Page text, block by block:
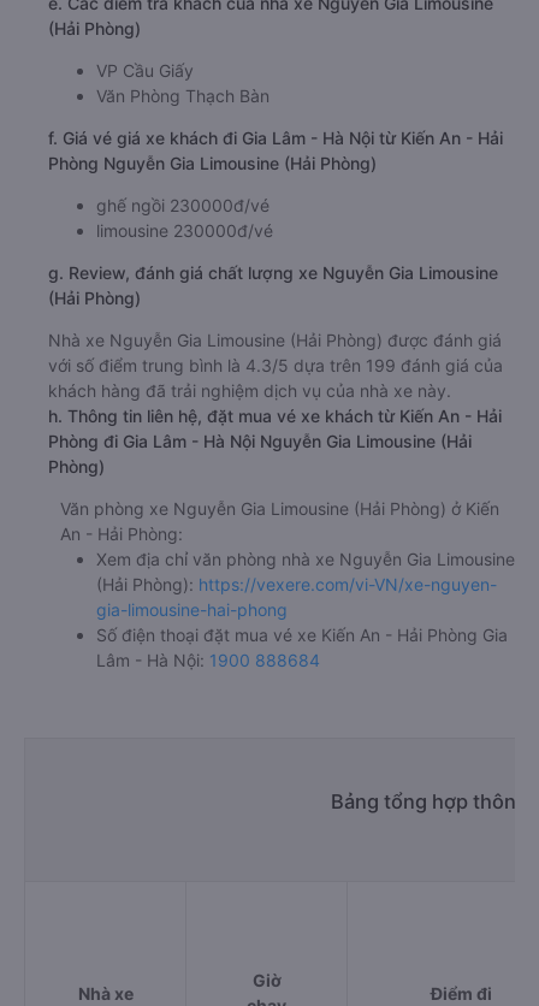
(Hải Phòng)
VP Cầu Giấy
Văn Phòng Thạch Bàn
f. Giá vé giá xe khách đi Gia Lâm - Hà Nội từ Kiến An - Hải
Phòng Nguyễn Gia Limousine (Hải Phòng)
ghế ngồi 230000đ/vé
limousine 230000đ/vé
g. Review, đánh giá chất lượng xe Nguyễn Gia Limousine
(Hải Phòng)
Nhà xe Nguyễn Gia Limousine (Hải Phòng) được đánh giá
với số điểm trung bình là 4.3/5 dựa trên 199 đánh giá của
khách hàng đã trải nghiệm dịch vụ của nhà xe này.
h. Thông tin liên hệ, đặt mua vé xe khách từ Kiến An - Hải
Phòng đi Gia Lâm - Hà Nội Nguyễn Gia Limousine (Hải
Phòng)
Văn phòng xe Nguyễn Gia Limousine (Hải Phòng) ở Kiến
An - Hải Phòng:
Xem địa chỉ văn phòng nhà xe Nguyễn Gia Limousine
(Hải Phòng): https://vexere.com/vi-VN/xe-nguyen-
gia-limousine-hai-phong
Số điện thoại đặt mua vé xe Kiến An - Hải Phòng Gia
Lâm - Hà Nội: 1900 888684
Bảng tổng hợp thông
Nhà xe
Giờ
Điểm đi